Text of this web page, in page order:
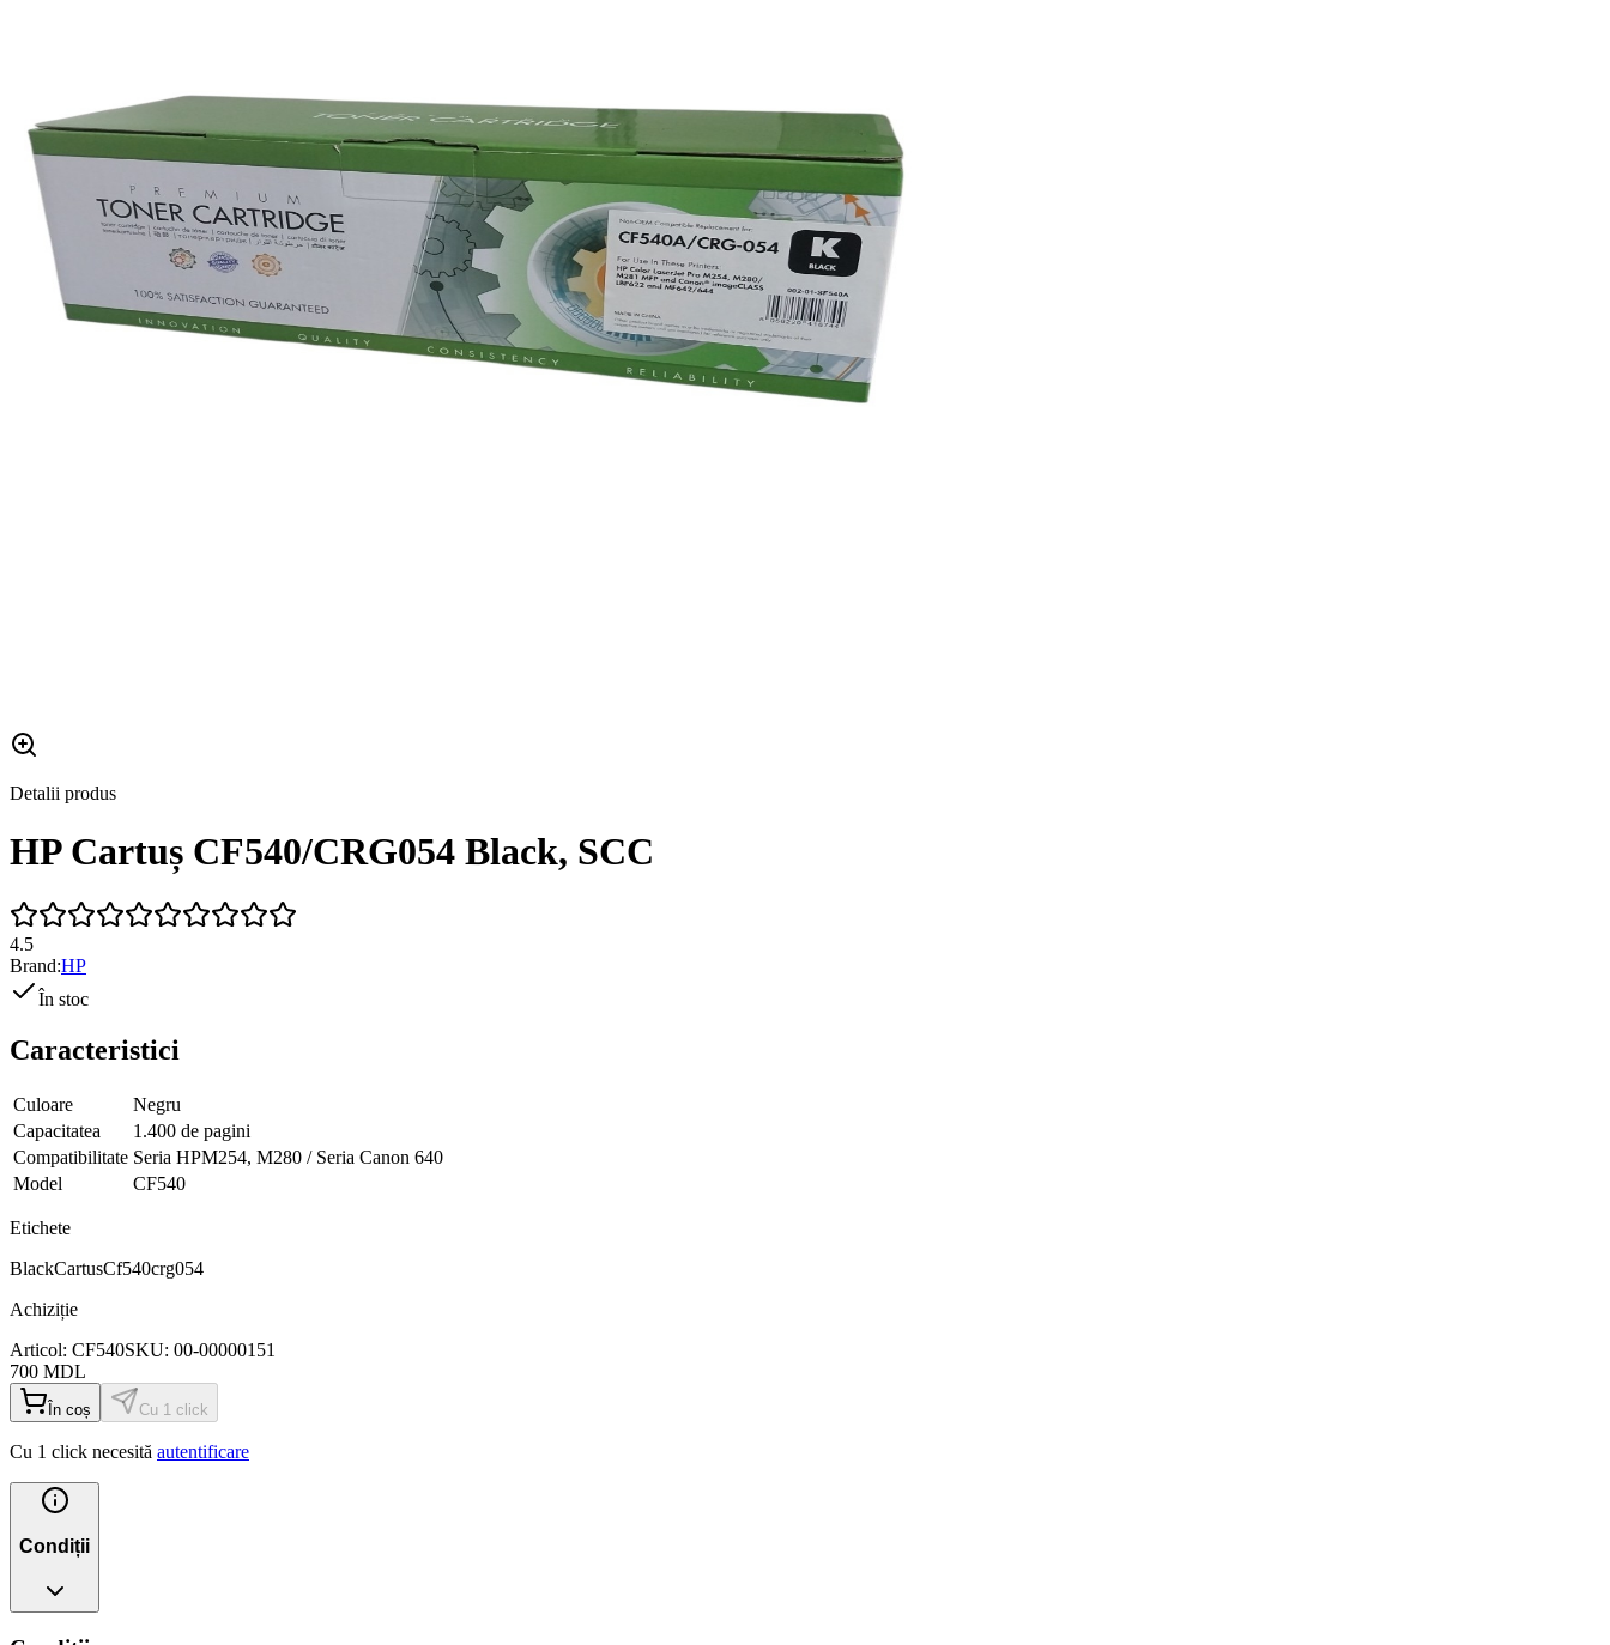
Detalii produs
HP Cartuș CF540/CRG054 Black, SCC
4.5
Brand:HP
În stoc
Caracteristici
Culoare
Negru
Capacitatea
1.400 de pagini
Compatibilitate Seria HPM254, M280 / Seria Canon 640
Model
CF540
Etichete
BlackCartusCf540crg054
Achiziție
Articol: CF540SKU: 00-00000151
700 MDL
În coș Cu 1 click
Cu 1 click necesită autentificare
Condiții